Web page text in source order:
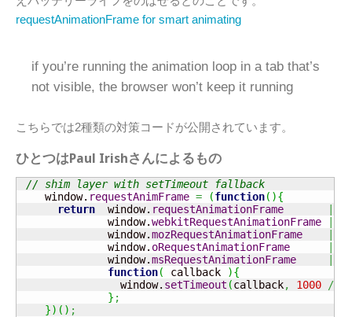
requestAnimationFrame for smart animating
if you’re running the animation loop in a tab that’s
not visible, the browser won’t keep it running
こちらでは2種類の対策コードが公開されています。
ひとつはPaul Irishさんによるもの
// shim layer with setTimeout fallback
    window.
requestAnimFrame = (function( ){
return
  window.
requestAnimationFrame
              window.
webkitRequestAnimationFrame
              window.
mozRequestAnimationFrame
              window.
oRequestAnimationFrame
              window.
msRequestAnimationFrame
function( callback ){
                window.
setTimeout (callback, 1000 /
} ;
}) ( ) ;